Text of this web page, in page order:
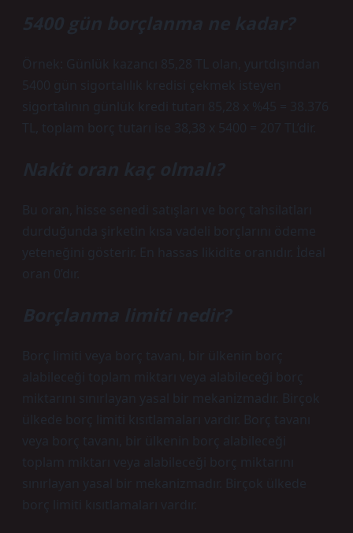
5400 gün borçlanma ne kadar?
Örnek: Günlük kazancı 85,28 TL olan, yurtdışından
5400 gün sigortalılık kredisi çekmek isteyen
sigortalının günlük kredi tutarı 85,28 x %45 = 38.376
TL, toplam borç tutarı ise 38,38 x 5400 = 207 TL’dir.
Nakit oran kaç olmalı?
Bu oran, hisse senedi satışları ve borç tahsilatları
durduğunda şirketin kısa vadeli borçlarını ödeme
yeteneğini gösterir. En hassas likidite oranıdır. İdeal
oran 0’dır.
Borçlanma limiti nedir?
Borç limiti veya borç tavanı, bir ülkenin borç
alabileceği toplam miktarı veya alabileceği borç
miktarını sınırlayan yasal bir mekanizmadır. Birçok
ülkede borç limiti kısıtlamaları vardır. Borç tavanı
veya borç tavanı, bir ülkenin borç alabileceği
toplam miktarı veya alabileceği borç miktarını
sınırlayan yasal bir mekanizmadır. Birçok ülkede
borç limiti kısıtlamaları vardır.